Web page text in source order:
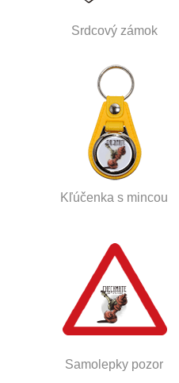
Srdcový zámok
Kľúčenka s mincou
Samolepky pozor